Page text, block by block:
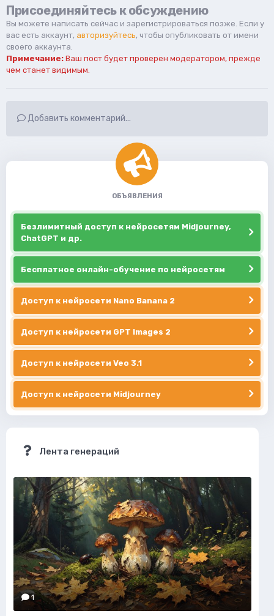
Присоединяйтесь к обсуждению
Вы можете написать сейчас и зарегистрироваться позже. Если у
вас есть аккаунт, авторизуйтесь, чтобы опубликовать от имени
своего аккаунта.
Примечание: Ваш пост будет проверен модератором, прежде
чем станет видимым.
Добавить комментарий...
ОБЪЯВЛЕНИЯ
Безлимитный доступ к нейросетям Midjourney,
ChatGPT и др.
Бесплатное онлайн-обучение по нейросетям
Доступ к нейросети Nano Banana 2
Доступ к нейросети GPT Images 2
Доступ к нейросети Veo 3.1
Доступ к нейросети Midjourney
Лента генераций
1